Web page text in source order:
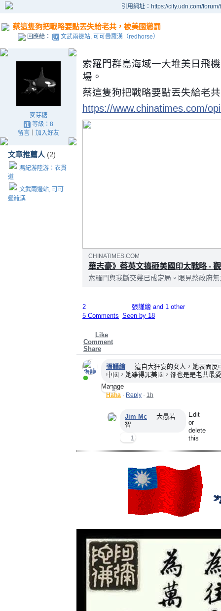
引用網址：https://city.udn.com/
蔡這隻狗把戰略要點丟失給老共，被美國懲罰
回應給： 文武兩邊站, 可可疊羅漢（redhorse）
麥芽糖
等級：8
留言｜ 加入好友
文章推薦人 (2)
馮紀游陸游：衣貫
道
文武兩邊站, 可可
疊羅漢
索羅門群島海域一大堆美日飛
場。
蔡這隻狗把戰略要點丟失給老
https://www.chinatimes.com/
CHINATIMES.COM
華志豪》蔡英文搞砸美國印太戰略 -
索羅門與我斷交幾已成定局。眼見蔡政府
奔走遊說，但看來仍難以挽回斷交局面。
2
張謹繪 and 1 other
5 Comments Seen by 18
Like
Comment
Share
Comments
Active Now
張謹繪
這自大狂妄的女人，她表面
中國，她雖得罪美國，卻也是是老共最
1
Manage
Haha · Reply · 1h
Jim Mc
大愚若
智
1
Edit
or
delete
this